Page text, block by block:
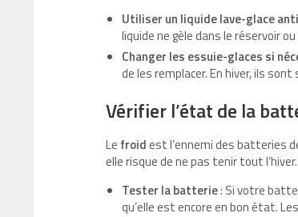
Utiliser un liquide lave-glace
liquide ne gèle dans le réservoir
Changer les essuie-glaces si
de les remplacer. En hiver, ils
Vérifier l’état de la
Le froidest l’ennemi des batteries
elle risque de ne pas tenir tout l’hiver.
Tester la batterie: Si votre
qu’elle est encore en bon état.